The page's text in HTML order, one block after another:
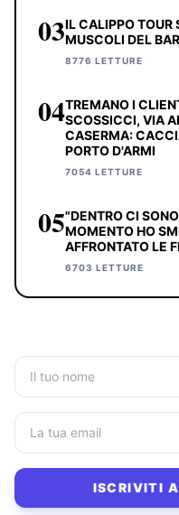
03IL CALIPPO TOUR
MUSCOLI DEL
8776 LETTURE
04TREMANO I
SCOSSICCI, VIA
CASERMA:
PORTO D'ARMI
7054 LETTURE
05"DENTRO CI
MOMENTO HO
AFFRONTATO LE
6703 LETTURE
ISCRIVITI